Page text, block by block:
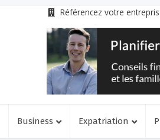
Référencez votre
Business Expatriation